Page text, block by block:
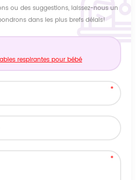
ou des suggestions, laissez-nous un
dans les plus brefs délais!
respirantes pour bébé